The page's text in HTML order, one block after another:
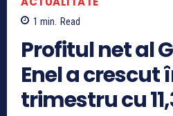
1 min. Read
Profitul net al
Enel a crescut
trimestru cu